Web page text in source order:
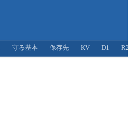
守る基本 保存先 KV D1 R2/